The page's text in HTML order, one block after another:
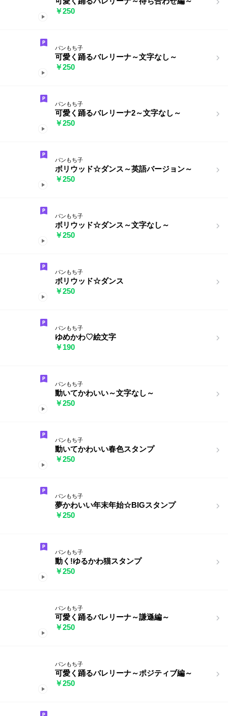
￥250
パンもち子
可愛く踊るバレリーナ～文字なし～
￥250
パンもち子
可愛く踊るバレリーナ2～文字なし～
￥250
パンもち子
ボリウッド☆ダンス～英語バージョン～
￥250
パンもち子
ボリウッド☆ダンス～文字なし～
￥250
パンもち子
ボリウッド☆ダンス
￥250
パンもち子
ゆめかわ♡絵文字
￥190
パンもち子
動いてかわいい～文字なし～
￥250
パンもち子
動いてかわいい春色スタンプ
￥250
パンもち子
夢かわいい年末年始☆BIGスタンプ
￥250
パンもち子
動く!ゆるかわ猫スタンプ
￥250
パンもち子
可愛く踊るバレリーナ～謙遜編～
￥250
パンもち子
可愛く踊るバレリーナ～ポジティブ編～
￥250